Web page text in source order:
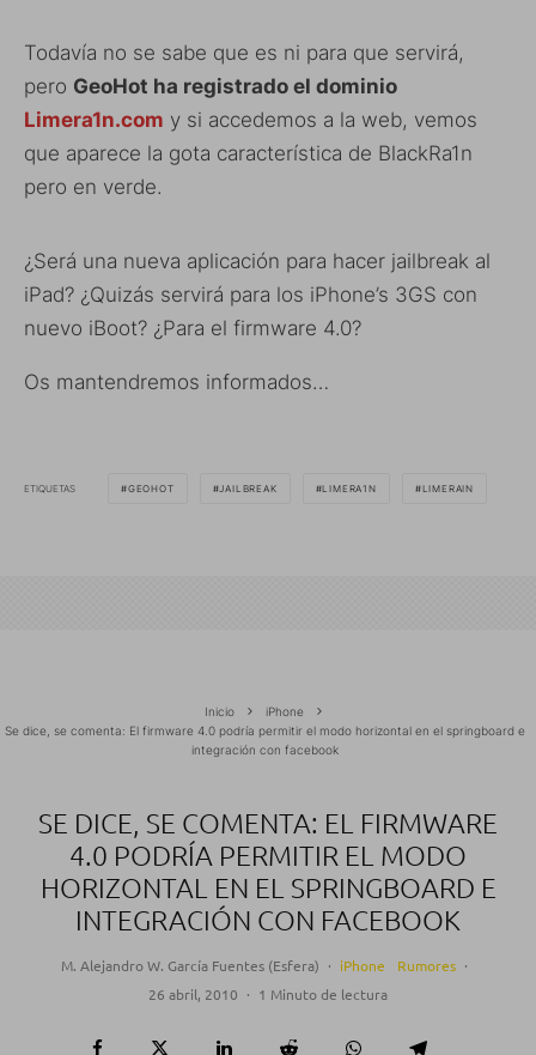
Todavía no se sabe que es ni para que servirá,
pero GeoHot ha registrado el dominio
Limera1n.com y si accedemos a la web, vemos
que aparece la gota característica de BlackRa1n
pero en verde.
¿Será una nueva aplicación para hacer jailbreak al
iPad? ¿Quizás servirá para los iPhone’s 3GS con
nuevo iBoot? ¿Para el firmware 4.0?
Os mantendremos informados…
ETIQUETAS GEOHOT JAILBREAK LIMERA1N LIMERAIN
Inicio
iPhone
Se dice, se comenta: El firmware 4.0 podría permitir el modo horizontal en el springboard e
integración con facebook
SE DICE, SE COMENTA: EL FIRMWARE
4.0 PODRÍA PERMITIR EL MODO
HORIZONTAL EN EL SPRINGBOARD E
INTEGRACIÓN CON FACEBOOK
M. Alejandro W. García Fuentes (Esfera) · iPhone Rumores ·
26 abril, 2010 · 1 Minuto de lectura